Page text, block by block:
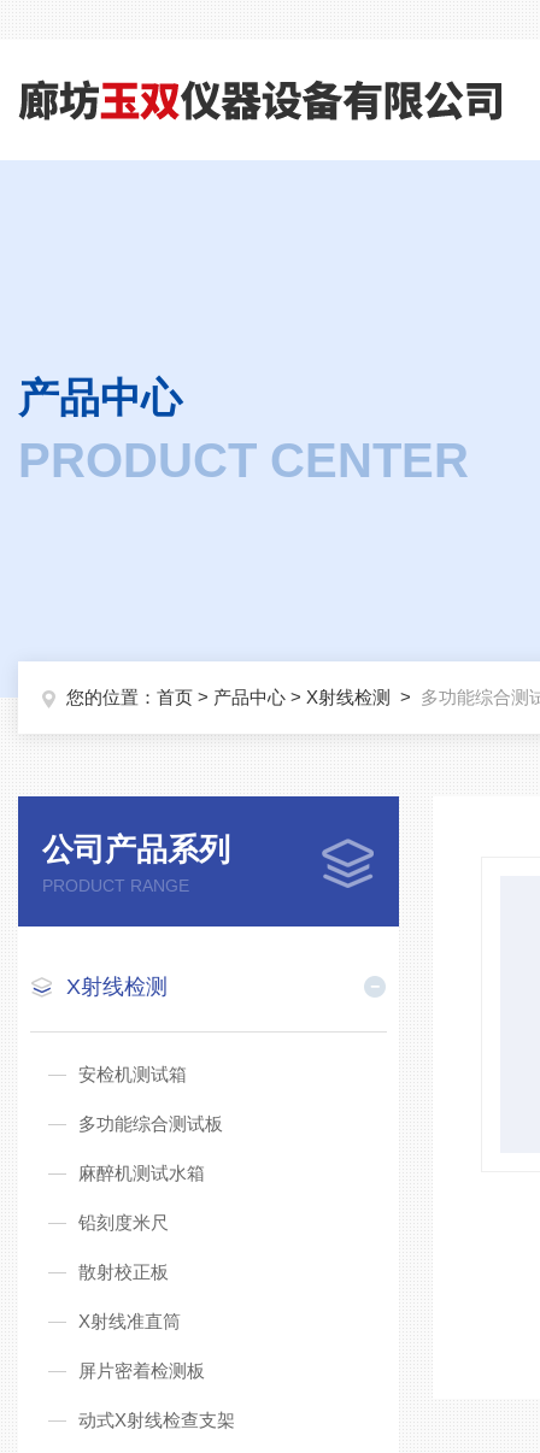
产品中心
PRODUCT CENTER
您的位置： 首页 > 产品中心 > X射线检测 > 多功能综合测
公司产品系列
PRODUCT RANGE
X射线检测
安检机测试箱
多功能综合测试板
麻醉机测试水箱
铅刻度米尺
散射校正板
X射线准直筒
屏片密着检测板
动式X射线检查支架